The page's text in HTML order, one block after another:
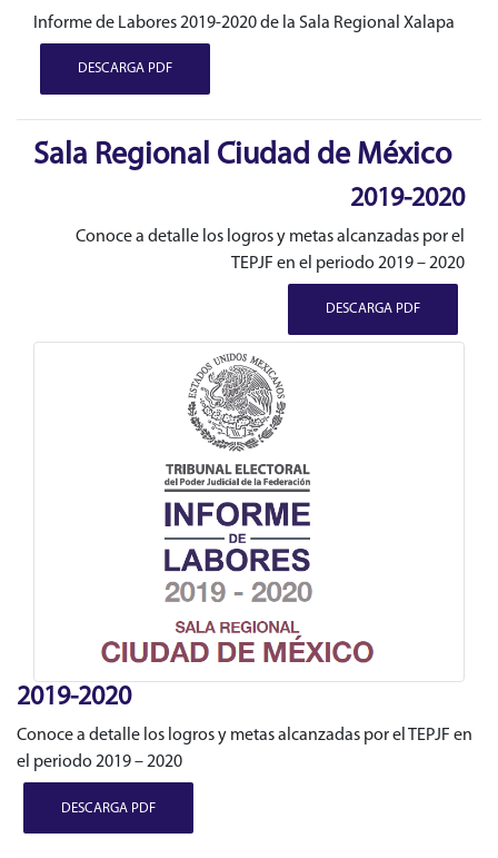
Informe de Labores 2019-2020 de la Sala Regional Xalapa
DESCARGA PDF
Sala Regional Ciudad de México
2019-2020
Conoce a detalle los logros y metas alcanzadas por el
TEPJF en el periodo 2019 – 2020
DESCARGA PDF
2019-2020
Conoce a detalle los logros y metas alcanzadas por el TEPJF en
el periodo 2019 – 2020
DESCARGA PDF